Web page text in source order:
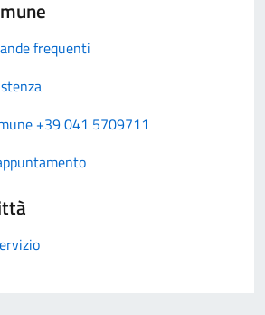
frequenti
+39 041 5709711